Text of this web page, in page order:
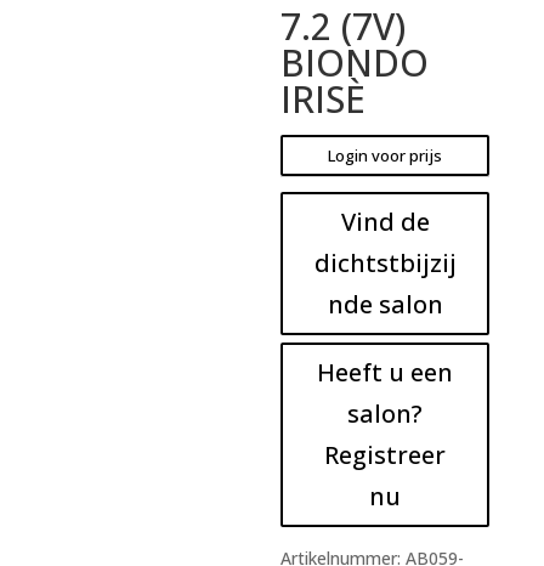
7.2 (7V)
BIONDO
IRISÈ
Login voor prijs
Vind de
dichtstbijzij
nde salon
Heeft u een
salon?
Registreer
nu
Artikelnummer:AB059-